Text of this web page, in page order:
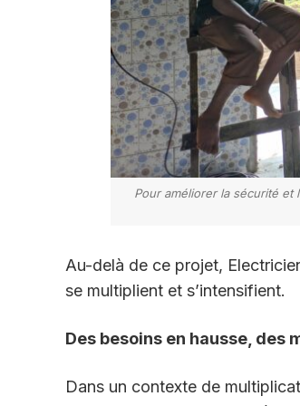
Pour améliorer la sécurité
Au-delà de ce projet,
se multiplient et s’intensifient.
Des besoins en hausse, des
Dans un contexte de